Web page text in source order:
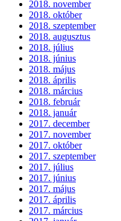
2018. november
2018. október
2018. szeptember
2018. augusztus
2018. július
2018. június
2018. május
2018. április
2018. március
2018. február
2018. január
2017. december
2017. november
2017. október
2017. szeptember
2017. július
2017. június
2017. május
2017. április
2017. március